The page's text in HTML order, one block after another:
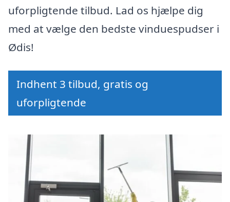
uforpligtende tilbud. Lad os hjælpe dig
med at vælge den bedste vinduespudser i
Ødis!
Indhent 3 tilbud, gratis og
uforpligtende